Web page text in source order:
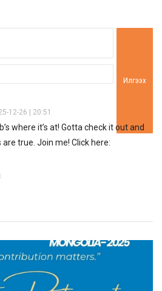
Илгээх
12-26 | 20:51
where it’s at! Gotta check it out and
true. Join me! Click here: